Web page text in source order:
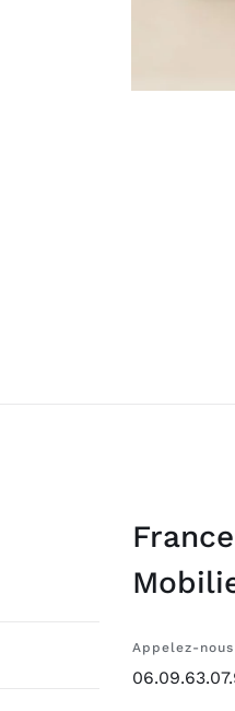
Appelez-nous